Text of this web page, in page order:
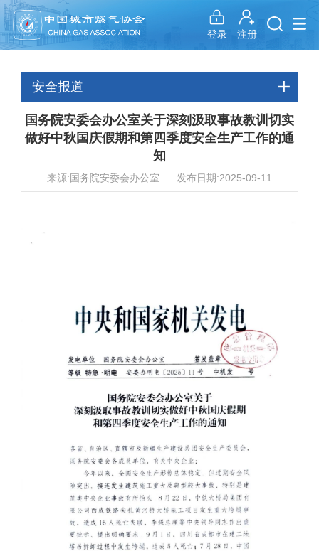
登录 注册
安全报道
国务院安委会办公室关于深刻汲取事故教训切实
做好中秋国庆假期和第四季度安全生产工作的通
知
来源:国务院安委会办公室 发布日期:2025-09-11